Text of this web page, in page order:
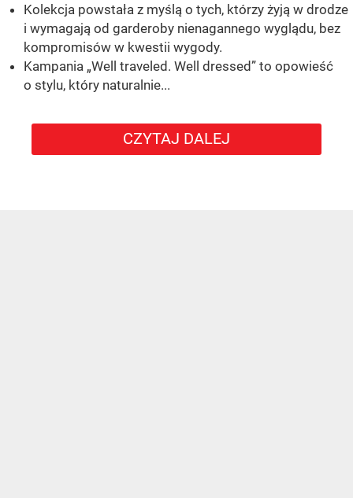
Kolekcja powstała z myślą o tych, którzy żyją w drodze
i wymagają od garderoby nienagannego wyglądu, bez
kompromisów w kwestii wygody.
Kampania „Well traveled. Well dressed” to opowieść
o stylu, który naturalnie...
CZYTAJ DALEJ